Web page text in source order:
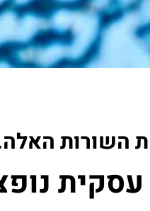
השורות
עסקית